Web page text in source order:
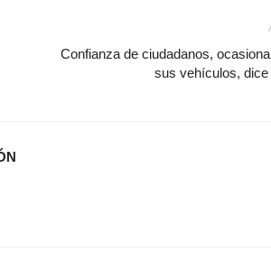
Confianza de ciudadanos,
sus vehículos,